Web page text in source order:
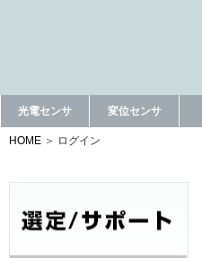
光電センサ 変位センサ
HOME ログイン